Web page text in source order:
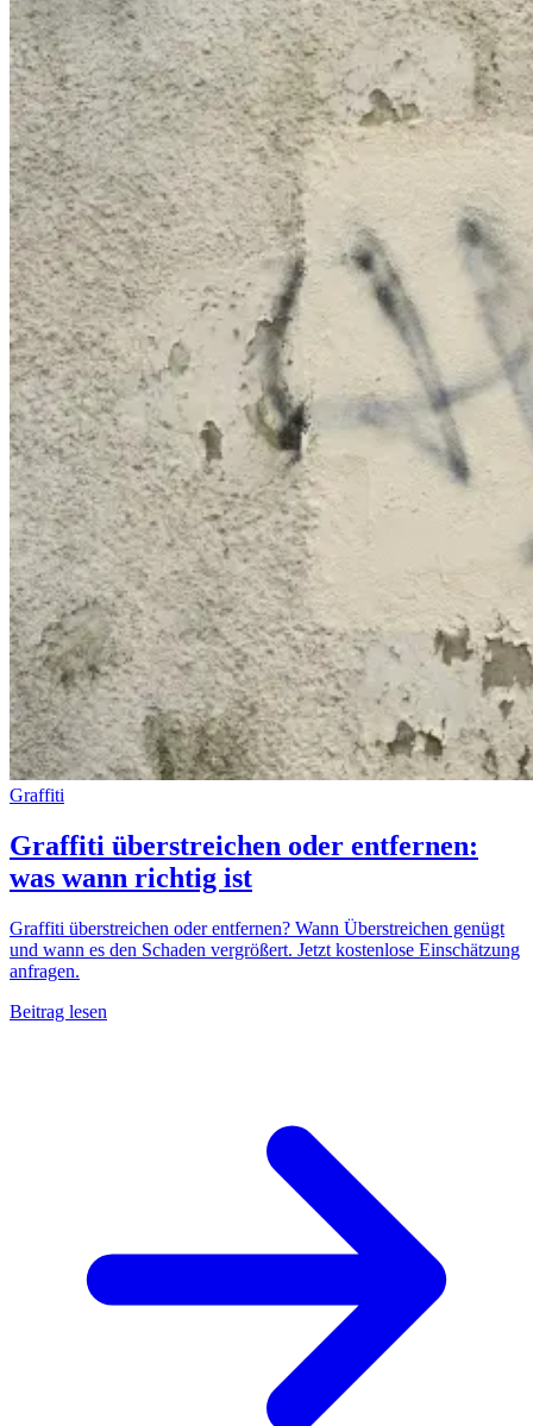
Graffiti
Graffiti überstreichen oder entfernen:
was wann richtig ist
Graffiti überstreichen oder entfernen? Wann Überstreichen genügt
und wann es den Schaden vergrößert. Jetzt kostenlose Einschätzung
anfragen.
Beitrag lesen